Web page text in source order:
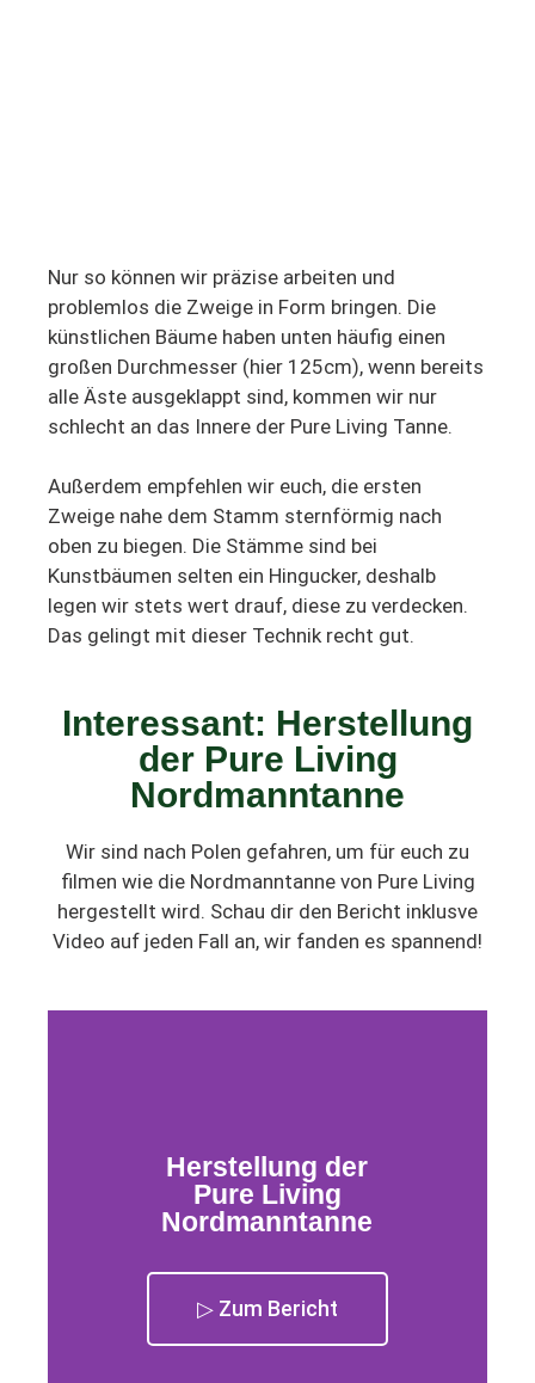
Nur so können wir präzise arbeiten und
problemlos die Zweige in Form bringen. Die
künstlichen Bäume haben unten häufig einen
großen Durchmesser (hier 125cm), wenn bereits
alle Äste ausgeklappt sind, kommen wir nur
schlecht an das Innere der Pure Living Tanne.
Außerdem empfehlen wir euch, die ersten
Zweige nahe dem Stamm sternförmig nach
oben zu biegen. Die Stämme sind bei
Kunstbäumen selten ein Hingucker, deshalb
legen wir stets wert drauf, diese zu verdecken.
Das gelingt mit dieser Technik recht gut.
Interessant: Herstellung
der Pure Living
Nordmanntanne
Wir sind nach Polen gefahren, um für euch zu
filmen wie die Nordmanntanne von Pure Living
hergestellt wird. Schau dir den Bericht inklusve
Video auf jeden Fall an, wir fanden es spannend!
Herstellung der
Pure Living
Nordmanntanne
▷ Zum Bericht